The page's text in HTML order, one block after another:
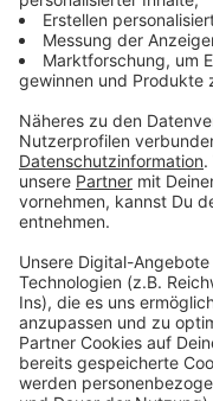
Expertenteam an
Schäden zu
werden, welche
Schon 2021 hatte
Fahrbahnübergang
Einschränkungen
wochenlang
sich hier erneut ein
Anzeige